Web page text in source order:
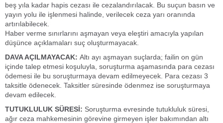
beş yıla kadar hapis cezası ile cezalandırılacak. Bu suçun basın ve
yayın yolu ile işlenmesi halinde, verilecek ceza yarı oranında
artırılabilecek.
Haber verme sınırlarını aşmayan veya eleştiri amacıyla yapılan
düşünce açıklamaları suç oluşturmayacak.
DAVA AÇILMAYACAK: Altı ayı aşmayan suçlarda; failin on gün
içinde talep etmesi koşuluyla, soruşturma aşamasında para cezası
ödemesi ile bu soruşturmaya devam edilmeyecek. Para cezası 3
taksitle ödenecek. Taksitler süresinde ödenmez ise soruşturmaya
devam edilecek.
TUTUKLULUK SÜRESİ: Soruşturma evresinde tutukluluk süresi,
ağır ceza mahkemesinin görevine girmeyen işler bakımından altı